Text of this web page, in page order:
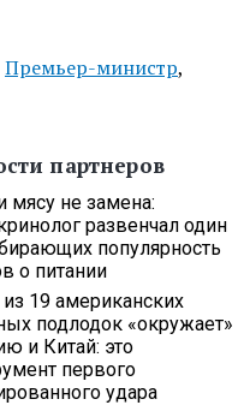
Премьер-министр,
партнеров
мясу не замена:
развенчал один
популярность
о питании
19 американских
подлодок «окружает»
и Китай: это
первого
удара